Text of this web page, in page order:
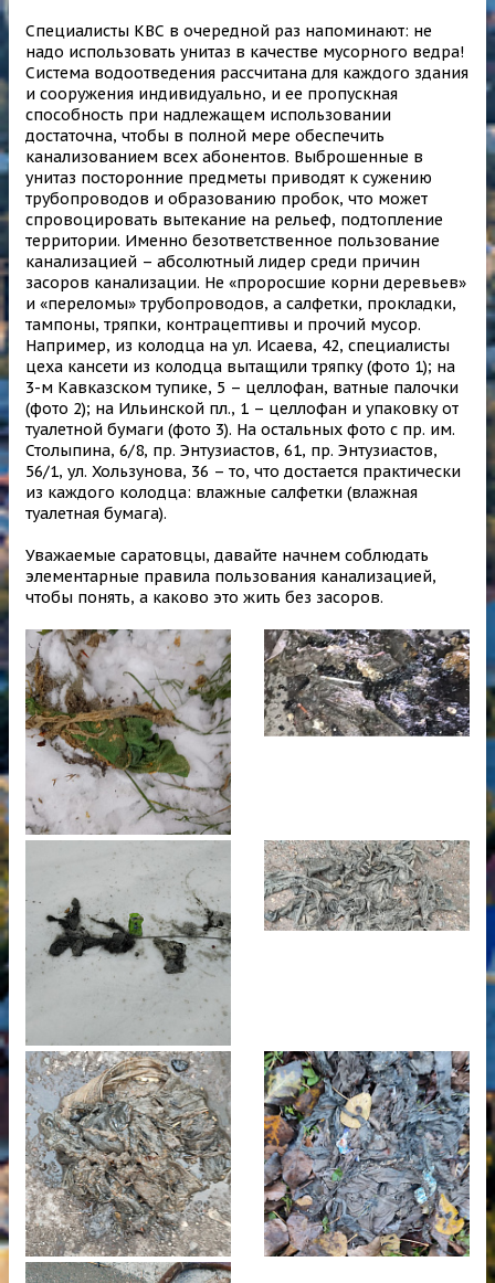
Специалисты КВС в очередной раз напоминают: не
надо использовать унитаз в качестве мусорного ведра!
Система водоотведения рассчитана для каждого здания
и сооружения индивидуально, и ее пропускная
способность при надлежащем использовании
достаточна, чтобы в полной мере обеспечить
канализованием всех абонентов. Выброшенные в
унитаз посторонние предметы приводят к сужению
трубопроводов и образованию пробок, что может
спровоцировать вытекание на рельеф, подтопление
территории. Именно безответственное пользование
канализацией – абсолютный лидер среди причин
засоров канализации. Не «проросшие корни деревьев»
и «переломы» трубопроводов, а салфетки, прокладки,
тампоны, тряпки, контрацептивы и прочий мусор.
Например, из колодца на ул. Исаева, 42, специалисты
цеха кансети из колодца вытащили тряпку (фото 1); на
3-м Кавказском тупике, 5 – целлофан, ватные палочки
(фото 2); на Ильинской пл., 1 – целлофан и упаковку от
туалетной бумаги (фото 3). На остальных фото с пр. им.
Столыпина, 6/8, пр. Энтузиастов, 61, пр. Энтузиастов,
56/1, ул. Хользунова, 36 – то, что достается практически
из каждого колодца: влажные салфетки (влажная
туалетная бумага).
Уважаемые саратовцы, давайте начнем соблюдать
элементарные правила пользования канализацией,
чтобы понять, а каково это жить без засоров.